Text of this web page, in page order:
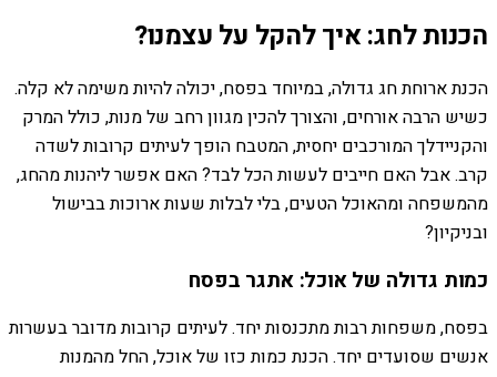
הכנות לחג: איך להקל על עצמנו?
הכנת ארוחת חג גדולה, במיוחד בפסח, יכולה להיות משימה לא קלה.
כשיש הרבה אורחים, והצורך להכין מגוון רחב של מנות, כולל המרק
והקניידלך המורכבים יחסית, המטבח הופך לעיתים קרובות לשדה
קרב. אבל האם חייבים לעשות הכל לבד? האם אפשר ליהנות מהחג,
מהמשפחה ומהאוכל הטעים, בלי לבלות שעות ארוכות בבישול
ובניקיון?
כמות גדולה של אוכל: אתגר בפסח
בפסח, משפחות רבות מתכנסות יחד. לעיתים קרובות מדובר בעשרות
אנשים שסועדים יחד. הכנת כמות כזו של אוכל, החל מהמנות